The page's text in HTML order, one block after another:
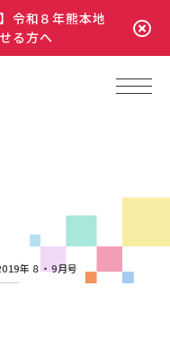
令和８年熊本地
る方へ
年８・9月号